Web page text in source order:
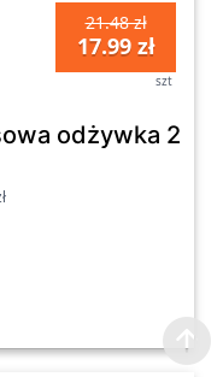
21.48 zł
17.99 zł
szt
odżywka 200